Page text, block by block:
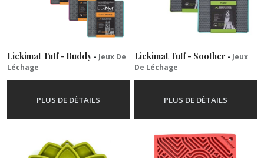
Lickimat Tuff - Buddy - Jeux De
Léchage
PLUS DE DÉTAILS
Lickimat Tuff - Soother - Jeux
De Léchage
PLUS DE DÉTAILS